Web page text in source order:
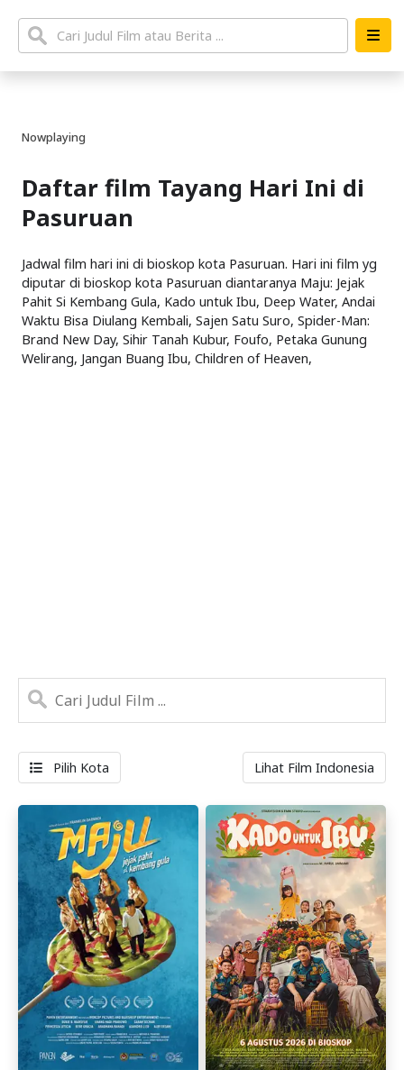
Nowplaying
Daftar film Tayang Hari Ini di
Pasuruan
Jadwal film hari ini di bioskop kota Pasuruan. Hari ini film yg
diputar di bioskop kota Pasuruan diantaranya Maju: Jejak
Pahit Si Kembang Gula, Kado untuk Ibu, Deep Water, Andai
Waktu Bisa Diulang Kembali, Sajen Satu Suro, Spider-Man:
Brand New Day, Sihir Tanah Kubur, Foufo, Petaka Gunung
Welirang, Jangan Buang Ibu, Children of Heaven,
Pilih Kota Lihat Film Indonesia